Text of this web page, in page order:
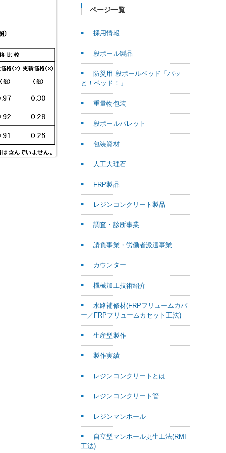
ページ一覧
採用情報
段ボール製品
防災用 段ボールベッド「パッ
と！ベッド！」
重量物包装
段ボールパレット
包装資材
人工大理石
FRP製品
レジンコンクリート製品
調査・診断事業
請負事業・労働者派遣事業
カウンター
機械加工技術紹介
水路補修材(FRPフリュームカバ
ー／FRPフリュームカセット工法)
生産型製作
製作実績
レジンコンクリートとは
レジンコンクリート管
レジンマンホール
自立型マンホール更生工法(RMI
工法)